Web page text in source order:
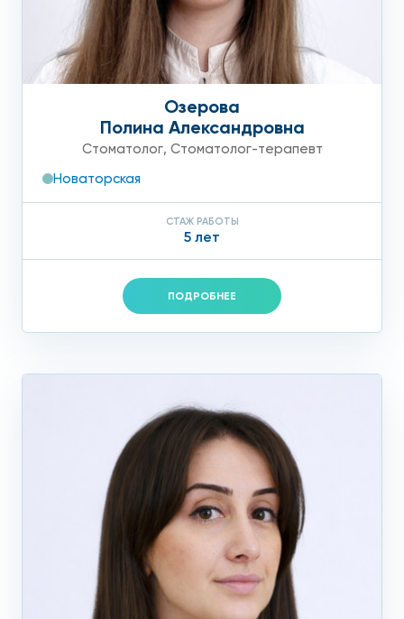
Озерова
Полина Александровна
Стоматолог, Стоматолог-терапевт
Новаторская
СТАЖ РАБОТЫ
5 лет
ПОДРОБНЕЕ